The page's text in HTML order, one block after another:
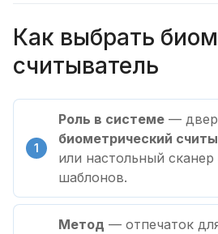
Как выбрать
считыватель
Роль в системе —
биометрический
или настольный
шаблонов.
Метод — отпечаток